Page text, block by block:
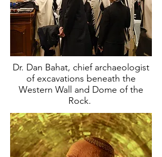
Dr. Dan Bahat, chief archaeologist
of excavations beneath the
Western Wall and Dome of the
Rock.